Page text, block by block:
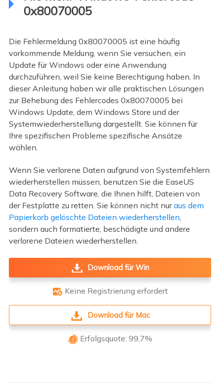
0x80070005
Die Fehlermeldung 0x80070005 ist eine häufig
vorkommende Meldung, wenn Sie versuchen, ein
Update für Windows oder eine Anwendung
durchzuführen, weil Sie keine Berechtigung haben. In
dieser Anleitung haben wir alle praktischen Lösungen
zur Behebung des Fehlercodes 0x80070005 bei
Windows Update, dem Windows Store und der
Systemwiederherstellung dargestellt. Sie können für
Ihre spezifischen Probleme spezifische Ansätze
wählen.
Wenn Sie verlorene Daten aufgrund von Systemfehlern
wiederherstellen müssen, benutzen Sie die EaseUS
Data Recovery Software, die Ihnen hilft, Dateien von
der Festplatte zu retten. Sie können nicht nuraus dem
Papierkorb gelöschte Dateien wiederherstellen,
sondern auch formatierte, beschädigte und andere
verlorene Dateien wiederherstellen.
Download für Win
 Keine Registrierung erfordert
Download für Mac
 Erfolgsquote: 99,7%